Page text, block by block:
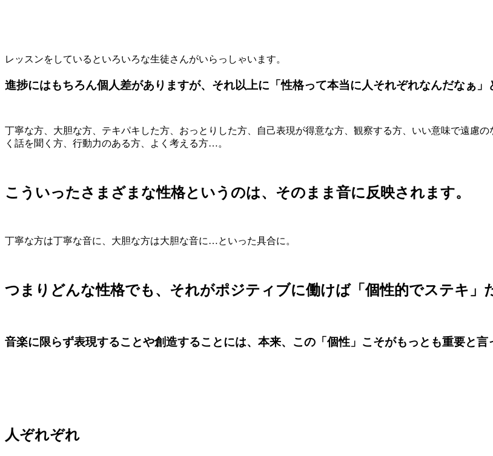
レッスンをしているといろいろな生徒さんがいらっしゃいます。
進捗にはもちろん個人差がありますが、それ以上に 「性格って本当に人それぞれなんだなぁ」
丁寧な方、大胆な方、テキパキした方、おっとりした方、自己表現が得意な方、観察する方、いい意味で遠慮
く話を聞く方、行動力のある方、よく考える方…。
こういったさまざまな性格というのは、そのまま 音に反映されます。
丁寧な方は丁寧な音に、大胆な方は大胆な音に…といった具合に。
つまりどんな性格でも、それがポジティブに働けば「個性的でステキ」
音楽に限らず表現することや創造することには、本来、この「個性」こそがもっとも重要と言
人ぞれぞれ